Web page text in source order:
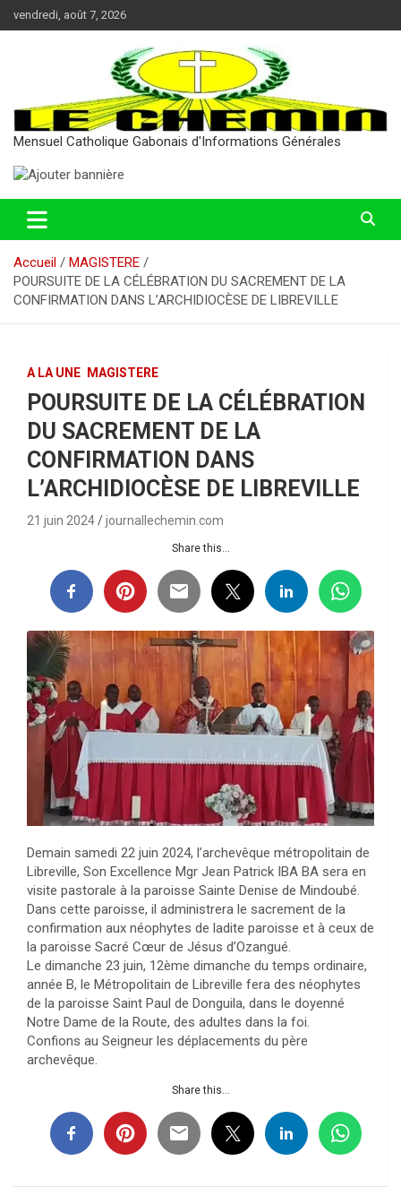
au
vendredi, août 7, 2026
Mensuel Catholique Gabonais d'Informations Générales
Accueil
MAGISTERE
POURSUITE DE LA CÉLÉBRATION DU SACREMENT DE LA
CONFIRMATION DANS L’ARCHIDIOCÈSE DE LIBREVILLE
A LA UNE MAGISTERE
POURSUITE DE LA CÉLÉBRATION
DU SACREMENT DE LA
CONFIRMATION DANS
L’ARCHIDIOCÈSE DE LIBREVILLE
21 juin 2024 journallechemin.com
Share this...
Demain samedi 22 juin 2024, l’archevêque métropolitain de
Libreville, Son Excellence Mgr Jean Patrick IBA BA sera en
visite pastorale à la paroisse Sainte Denise de Mindoubé.
Dans cette paroisse, il administrera le sacrement de la
confirmation aux néophytes de ladite paroisse et à ceux de
la paroisse Sacré Cœur de Jésus d’Ozangué.
Le dimanche 23 juin, 12ème dimanche du temps ordinaire,
année B, le Métropolitain de Libreville fera des néophytes
de la paroisse Saint Paul de Donguila, dans le doyenné
Notre Dame de la Route, des adultes dans la foi.
Confions au Seigneur les déplacements du père
archevêque.
Share this...